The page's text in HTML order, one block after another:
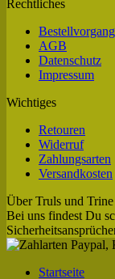
Rechtliches
Bestellvorgang
AGB
Datenschutz
Impressum
Wichtiges
Retouren
Widerruf
Zahlungsarten
Versandkosten
Über Truls und Trine
Bei uns findest Du
Startseite